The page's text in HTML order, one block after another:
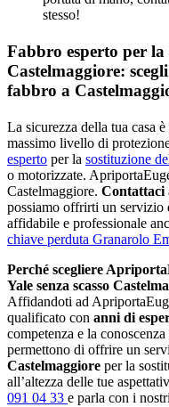
stesso!
Fabbro esperto per
Castelmaggiore:
fabbro a
La sicurezza della tua casa
massimo livello di
esperto per la sostituzione
o motorizzate.
Castelmaggiore. Contattaci
possiamo offrirti un servizio
affidabile e professionale
chiave perduta Granarolo
Perché scegliere
Yale senza scasso
Affidandoti ad
qualificato con anni di
competenza e la
permettono di offrire un
Castelmaggiore per la
all’altezza delle tue
091 04 33 e parla con i